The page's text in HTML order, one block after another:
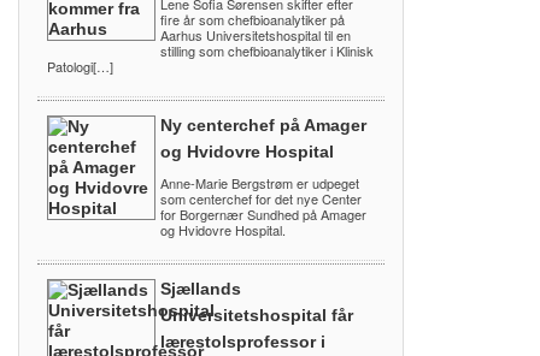
fire år som chefbioanalytiker på
Aarhus Universitetshospital til en
stilling som chefbioanalytiker i Klinisk
Patologi[…]
Ny centerchef på Amager
og Hvidovre Hospital
Anne-Marie Bergstrøm er udpeget
som centerchef for det nye Center
for Borgernær Sundhed på Amager
og Hvidovre Hospital.
Sjællands
Universitetshospital får
lærestolsprofessor i